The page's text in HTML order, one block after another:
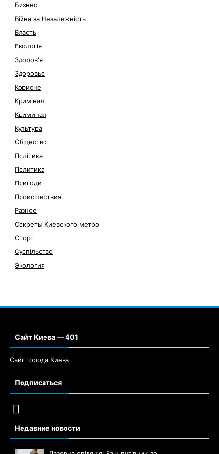
Бизнес
Війна за Незалежність
Власть
Екологія
Здоров'я
Здоровье
Корисне
Кримінал
Криминал
Культура
Общество
Політика
Политика
Пригоди
Происшествия
Разное
Секреты Киевского метро
Спорт
Суспільство
Экология
Сайт Киева — 401
Сайт города Киева
Подписаться
Недавние новости